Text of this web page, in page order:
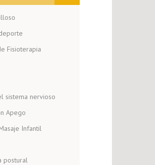
Fisioterapia
sistema nervioso
Apego
Infantil
postural